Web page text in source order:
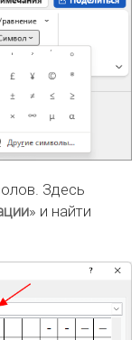
Здесь
» и найти